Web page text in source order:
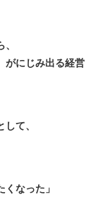
がにじみ出る経営
て、
くなった」